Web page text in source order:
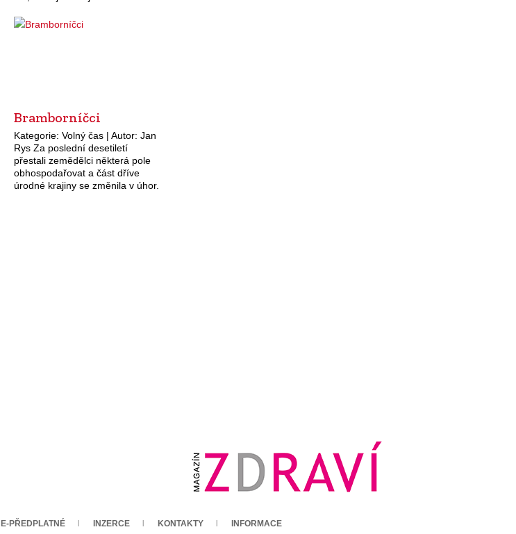
venkovním. Všude je povrch
Bramborníčci
Kategorie: Volný čas | Autor: Jan
Rys Za poslední desetiletí
přestali zemědělci některá pole
obhospodařovat a část dříve
úrodné krajiny se změnila v úhor.
E-PŘEDPLATNÉ INZERCE KONTAKTY INFORMACE